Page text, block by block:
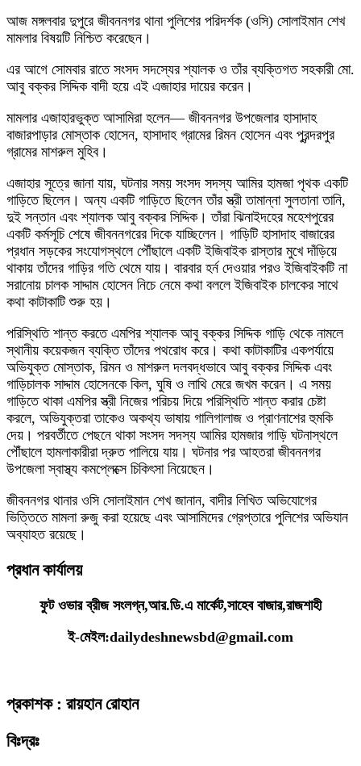
আজ মঙ্গলবার দুপুরে জীবননগর থানা পুলিশের পরিদর্শক (ওসি) সোলাইমান শেখ
মামলার বিষয়টি নিশ্চিত করেছেন।
এর আগে সোমবার রাতে সংসদ সদস্যের শ্যালক ও তাঁর ব্যক্তিগত সহকারী মো.
আবু বক্কর সিদ্দিক বাদী হয়ে এই এজাহার দায়ের করেন।
মামলার এজাহারভুক্ত আসামিরা হলেন— জীবননগর উপজেলার হাসাদাহ
বাজারপাড়ার মোস্তাক হোসেন, হাসাদাহ গ্রামের রিমন হোসেন এবং পুরন্দরপুর
গ্রামের মাশরুল মুহিব।
এজাহার সূত্রে জানা যায়, ঘটনার সময় সংসদ সদস্য আমির হামজা পৃথক একটি
গাড়িতে ছিলেন। অন্য একটি গাড়িতে ছিলেন তাঁর স্ত্রী তামান্না সুলতানা তানি,
দুই সন্তান এবং শ্যালক আবু বক্কর সিদ্দিক। তাঁরা ঝিনাইদহের মহেশপুরের
একটি কর্মসূচি শেষে জীবননগরের দিকে যাচ্ছিলেন। গাড়িটি হাসাদাহ বাজারের
প্রধান সড়কের সংযোগস্থলে পৌঁছালে একটি ইজিবাইক রাস্তার মুখে দাঁড়িয়ে
থাকায় তাঁদের গাড়ির গতি থেমে যায়। বারবার হর্ন দেওয়ার পরও ইজিবাইকটি না
সরানোয় চালক সাদ্দাম হোসেন নিচে নেমে কথা বললে ইজিবাইক চালকের সাথে
কথা কাটাকাটি শুরু হয়।
পরিস্থিতি শান্ত করতে এমপির শ্যালক আবু বক্কর সিদ্দিক গাড়ি থেকে নামলে
স্থানীয় কয়েকজন ব্যক্তি তাঁদের পথরোধ করে। কথা কাটাকাটির একপর্যায়ে
অভিযুক্ত মোস্তাক, রিমন ও মাশরুল দলবদ্ধভাবে আবু বক্কর সিদ্দিক এবং
গাড়িচালক সাদ্দাম হোসেনকে কিল, ঘুষি ও লাথি মেরে জখম করেন। এ সময়
গাড়িতে থাকা এমপির স্ত্রী নিজের পরিচয় দিয়ে পরিস্থিতি শান্ত করার চেষ্টা
করলে, অভিযুক্তরা তাকেও অকথ্য ভাষায় গালিগালাজ ও প্রাণনাশের হুমকি
দেয়। পরবর্তীতে পেছনে থাকা সংসদ সদস্য আমির হামজার গাড়ি ঘটনাস্থলে
পৌঁছালে হামলাকারীরা দ্রুত পালিয়ে যায়। ঘটনার পর আহতরা জীবননগর
উপজেলা স্বাস্থ্য কমপ্লেক্সে চিকিৎসা নিয়েছেন।
জীবননগর থানার ওসি সোলাইমান শেখ জানান, বাদীর লিখিত অভিযোগের
ভিত্তিতে মামলা রুজু করা হয়েছে এবং আসামিদের গ্রেপ্তারে পুলিশের অভিযান
অব্যাহত রয়েছে।
প্রধান কার্যালয়
ফুট ওভার ব্রীজ সংলগ্ন,আর.ডি.এ মার্কেট,সাহেব বাজার,রাজশাহী
ই-মেইল:dailydeshnewsbd@gmail.com
প্রকাশক : রায়হান রোহান
বিঃদ্রঃ